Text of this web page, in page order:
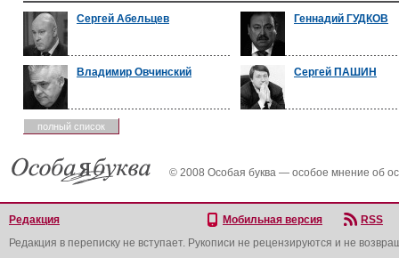
Сергей Абельцев Геннадий ГУДКОВ
Владимир Овчинский Сергей ПАШИН
полный список
© 2008 Особая буква — особое мнение об
Редакция Мобильная версия
RSS
Редакция в переписку не вступает. Рукописи не рецензируются и не